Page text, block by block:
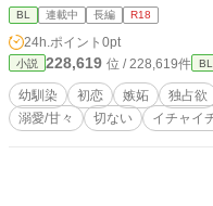
る事が多く、お
ある。 真裕との縁は特
けの関係の相手
さい
BL 連載中 長編 R18
24h.ポイント 0pt
小説 228,619 位 / 228,619件 BL
幼馴染 初恋 嫉妬 独占欲
溺愛/甘々
切ない イチャイ